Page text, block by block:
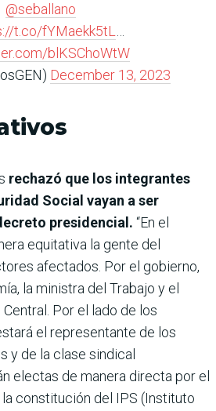
@seballano
t.co/fYMaekk5tL
blKSChoWtW
December 13, 2023
rechazó que los integrantes
Social vayan a ser
presidencial. “En el
equitativa la gente del
afectados. Por el gobierno,
la ministra del Trabajo y el
Por el lado de los
el representante de los
y de la clase sindical
electas de manera directa por el
constitución del IPS (Instituto